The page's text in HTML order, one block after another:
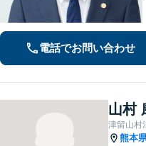
電話でお問い合わせ
山村
津留山村
熊本